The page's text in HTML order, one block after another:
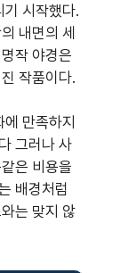
기 시작했다.
내면의 세
작 야경은
작품이다.
만족하지
그러나 사
은 비용을
배경처럼
는 맞지 않